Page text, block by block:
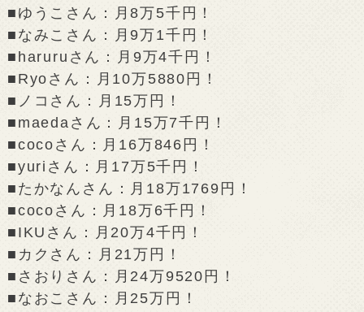
■ゆうこさん：月8万5千円！
■なみこさん：月9万1千円！
■haruruさん：月9万4千円！
■Ryoさん：月10万5880円！
■ノコさん：月15万円！
■maedaさん：月15万7千円！
■cocoさん：月16万846円！
■yuriさん：月17万5千円！
■たかなんさん：月18万1769円！
■cocoさん：月18万6千円！
■IKUさん：月20万4千円！
■カクさん：月21万円！
■さおりさん：月24万9520円！
■なおこさん：月25万円！